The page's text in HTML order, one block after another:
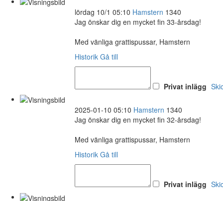
lördag 10/1 05:10 Hamstern 1340
Jag önskar dig en mycket fin 33-årsdag!
Med vänliga grattispussar, Hamstern
Historik Gå till
Privat inlägg
2025-01-10 05:10 Hamstern 1340
Jag önskar dig en mycket fin 32-årsdag!
Med vänliga grattispussar, Hamstern
Historik Gå till
Privat inlägg